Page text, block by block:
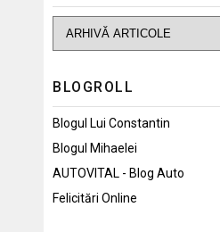
BLOGROLL
Blogul Lui Constantin
Blogul Mihaelei
AUTOVITAL - Blog Auto
Felicitări Online